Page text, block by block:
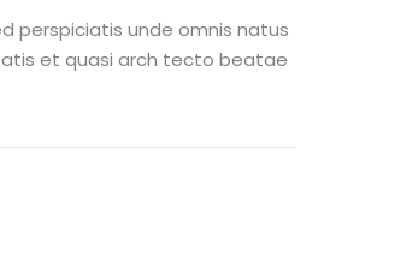
perspiciatis unde omnis natus
et quasi arch tecto beatae